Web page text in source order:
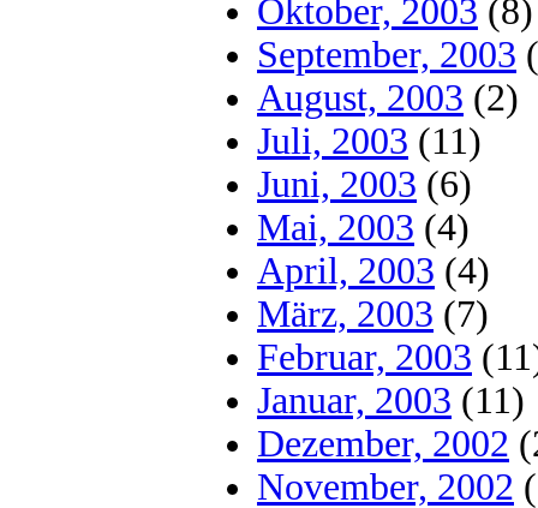
Oktober, 2003 (8)
September, 2003
August, 2003 (2)
Juli, 2003 (11)
Juni, 2003 (6)
Mai, 2003 (4)
April, 2003 (4)
März, 2003 (7)
Februar, 2003
Januar, 2003 (11)
Dezember, 2002
November, 2002